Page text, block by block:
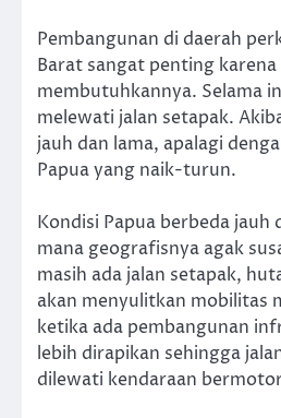
Pembangunan di daerah
Barat sangat penting
membutuhkannya. Selama
melewati jalan setapak.
jauh dan lama, apalagi
Papua yang naik-turun.
Kondisi Papua berbeda jauh
mana geografisnya agak
masih ada jalan setapak,
akan menyulitkan mobilitas
ketika ada pembangunan
lebih dirapikan sehingga
dilewati kendaraan